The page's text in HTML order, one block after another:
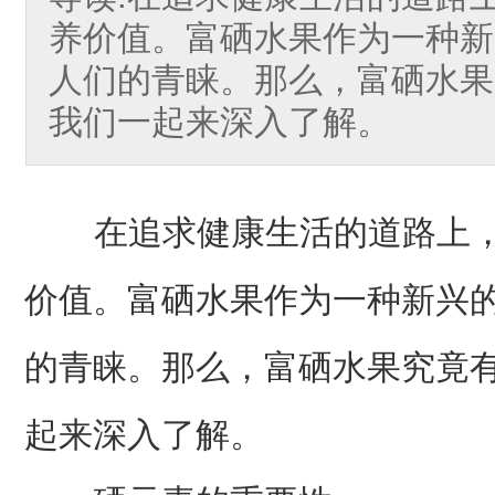
养价值。富硒水果作为一种
人们的青睐。那么，富硒水
我们一起来深入了解。
在追求健康生活的道路上
价值。富硒水果作为一种新兴
的青睐。那么，富硒水果究竟
起来深入了解。